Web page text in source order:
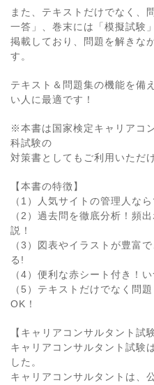
また、テキストだけでなく、
一答」、巻末には「模擬試験
掲載しており、問題を解きな
す。
テキスト＆問題集の機能を備
い人に最適です！
※本書は国家検定キャリアコ
科試験の
対策書としてもご利用いただ
【本書の特徴】
（1）人気サイトの管理人な
（2）過去問を徹底分析！頻
説！
（3）図表やイラストが豊富
る!
（4）便利な赤シート付き！
（5）テキストだけでなく問
OK！
【キャリアコンサルタント試
キャリアコンサルタント試験
した。
キャリアコンサルタントは、